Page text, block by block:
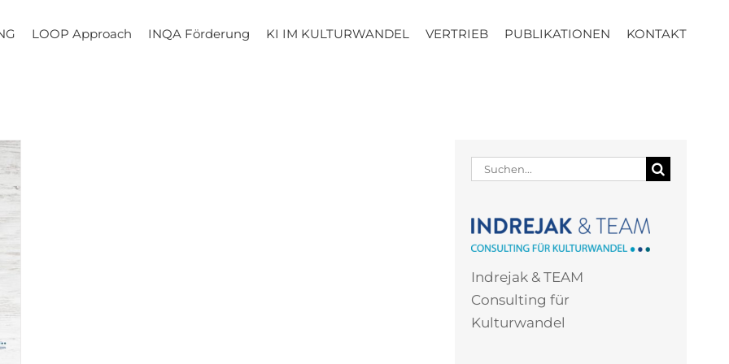
LOOP Approach INQA Förderung KI IM KULTURWANDEL VERTRIEB PUBLIKATIONEN KONTAKT
Suche
Indrejak & TEAM
Consulting für
Kulturwandel